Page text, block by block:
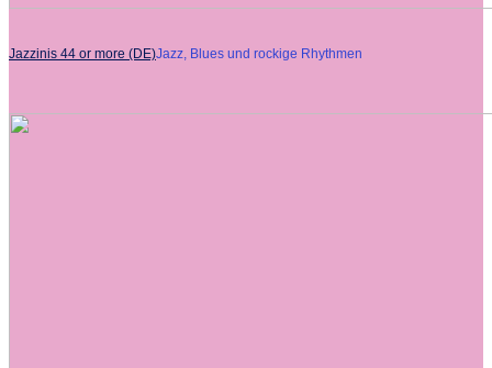
Jazzinis 44 or more (DE)Jazz, Blues und rockige Rhythmen